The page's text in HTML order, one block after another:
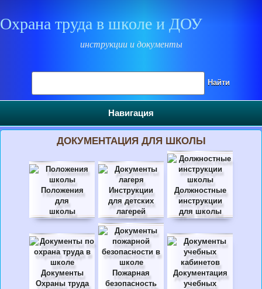
Охрана труда в школе и ДОУ
инструкции и документы
Навигация
ДОКУМЕНТАЦИЯ ДЛЯ ШКОЛЫ
Положения
для
школы
Инструкции
для детских
лагерей
Должностные
инструкции
для школы
Документы
Охраны труда
Пожарная
безопасность
Документация
учебных